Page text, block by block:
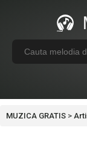
MUZICA GRATIS >